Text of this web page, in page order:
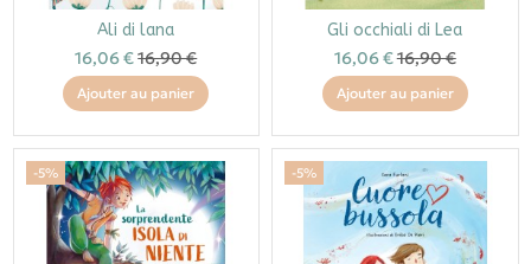
Ali di lana
16,06 €16,90 €
Ajouter au panier
Gli occhiali di Lea
16,06 €16,90 €
Ajouter au panier
-5% -5%